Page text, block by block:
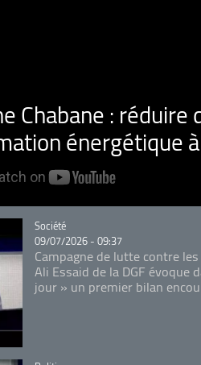
Chabane : réduire
énergétique
Catégorie
Société
09/07/2026 - 09:37
Campagne de lutte contre
Ali Essaid de la DGF évoque
jour » un premier bilan